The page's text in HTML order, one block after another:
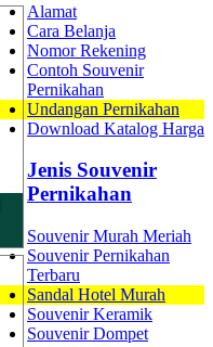
Alamat
Cara Belanja
Nomor Rekening
Contoh Souvenir
Pernikahan
Undangan Pernikahan
Download Katalog Harga
Jenis Souvenir
Pernikahan
Souvenir Murah Meriah
Souvenir Pernikahan
Terbaru
Sandal Hotel Murah
Souvenir Keramik
Souvenir Dompet